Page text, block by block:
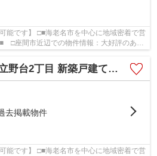
能です】 □■海老名市を中心に地域密着で営
□座間市近辺での物件情報：大好評のあの
丁目 新築戸建て 全3棟【仲介手数料無料】
去掲載物件
能です】 □■海老名市を中心に地域密着で営